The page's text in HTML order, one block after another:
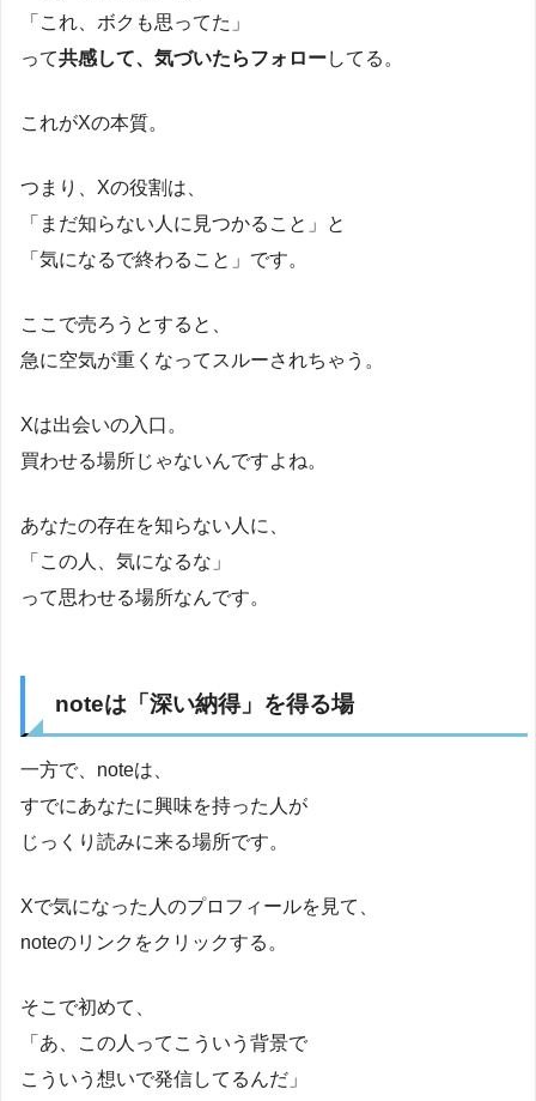
「これ、ボクも思ってた」
って共感して、気づいたらフォローしてる。
これがXの本質。
つまり、Xの役割は、
「まだ知らない人に見つかること」と
「気になるで終わること」です。
ここで売ろうとすると、
急に空気が重くなってスルーされちゃう。
Xは出会いの入口。
買わせる場所じゃないんですよね。
あなたの存在を知らない人に、
「この人、気になるな」
って思わせる場所なんです。
noteは「深い納得」を得る場
一方で、noteは、
すでにあなたに興味を持った人が
じっくり読みに来る場所です。
Xで気になった人のプロフィールを見て、
noteのリンクをクリックする。
そこで初めて、
「あ、この人ってこういう背景で
こういう想いで発信してるんだ」